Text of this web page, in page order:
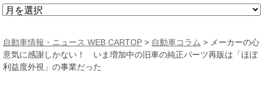
ア
カ
イ
ブ
自動車情報・ニュース WEB CARTOP > 自動車コラム > メーカーの心
意気に感謝しかない！ いま増加中の旧車の純正パーツ再販は「ほぼ
利益度外視」の事業だった